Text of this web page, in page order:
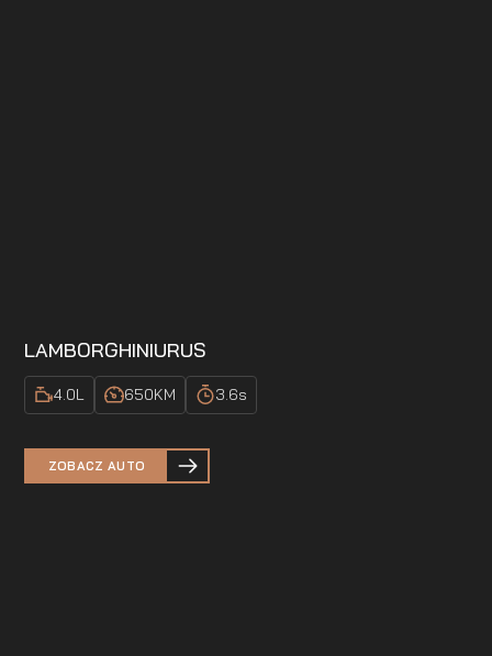
LAMBORGHINIURUS
4.0L 650KM 3.6s
ZOBACZ AUTO